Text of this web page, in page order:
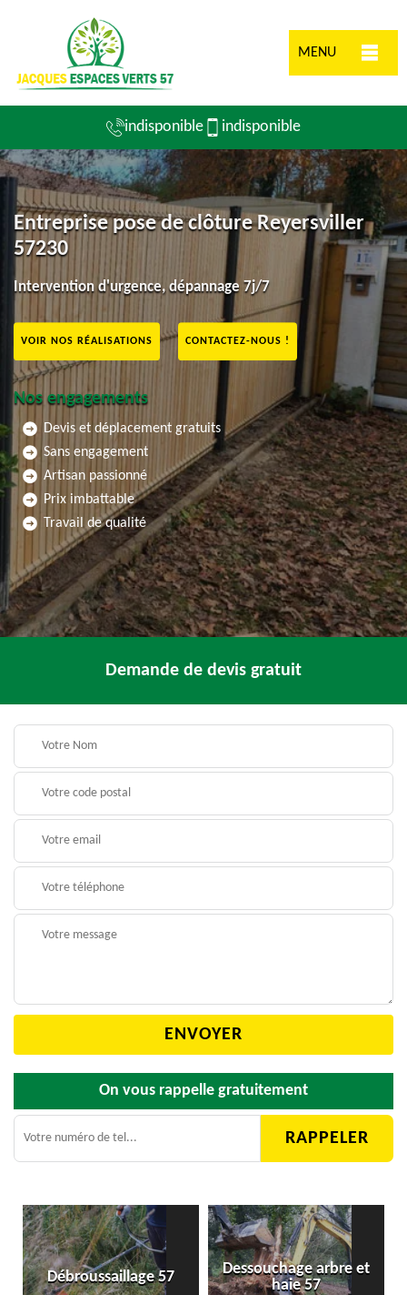
MENU
indisponible indisponible
Entreprise pose de clôture Reyersviller
57230
Intervention d'urgence, dépannage 7j/7
VOIR NOS RÉALISATIONS CONTACTEZ-NOUS !
Nos engagements
Devis et déplacement gratuits
Sans engagement
Artisan passionné
Prix imbattable
Travail de qualité
Demande de devis gratuit
On vous rappelle gratuitement
Débroussaillage 57
Dessouchage arbre et
haie 57